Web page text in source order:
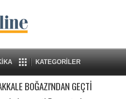
KATEGORİLER
BOĞAZI'NDAN GEÇTİ